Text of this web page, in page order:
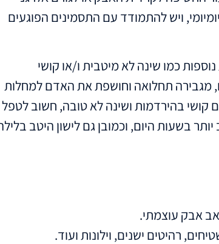
ויש להתמודד עם התסמינים הפוגעים
כמו שינה לא מיטבית ו/או קושי
מגבירה תחלואה וחושפת את האדם למחלות
קושי בהירדמות ושינה לא טובה, חשוב לטפל
בשעות היום, וכמובן גם לישון היטב
אבק עוצמתי.
רהיטים ישנים, וילונות ועוד.